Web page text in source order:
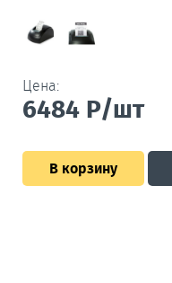
Цена:
6484 Р/шт
В корзину